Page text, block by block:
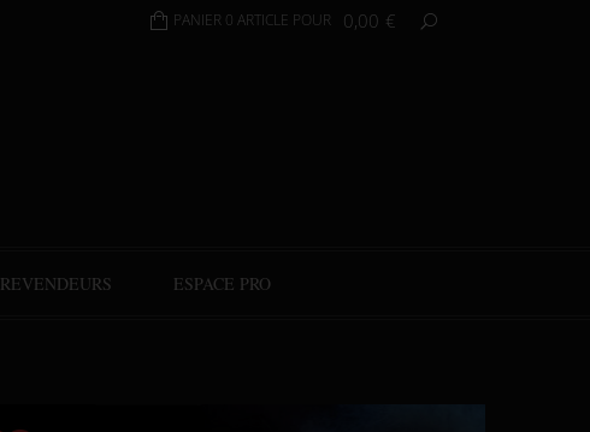
PANIER 0 ARTICLE POUR 0,00 €
REVENDEURS ESPACE PRO